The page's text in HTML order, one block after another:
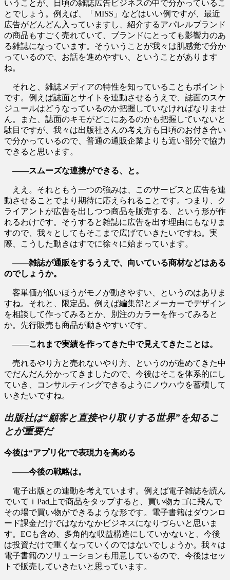
いうことが、日頃の雑誌広告ビジネスの中で分かっているこ
とでしょう。例えば、「MISS」などはいい例ですが、最近
広告がどんどん入っていますし、紹介するアパレルブランド
の商品もすごく売れていて、ブランドにとっても影響力のあ
る雑誌になっています。そういうことが我々は肌感覚で分か
っているので、お話を進めやすい、ということがあります
ね。
それと、雑誌メディアの特性を知っていることもポイント
です。例えば誌面とサイトを連動させるうえで、誌面のスケ
ジュールはどうなっているのか把握していなければなりませ
ん。また、誌面のキモがどこにあるのかも把握していないと
駄目ですが、我々は出版社さんの考え方も日頃のお付き合い
で分かっているので、普通の通販企業よりも近い部分で協力
できると思います。
――スムーズな連携ができる、と。
ええ。それともう一つの強みは、このサービスと広告を連
動させることでより期待に応えられることです。つまり、ク
ライアントが広告を出しつつ商品を販売する、という形が作
れるわけです。そうすると雑誌に広告を出す理由にもなりま
すので、我々としてもそこまで広げていきたいですね。実
際、こうした動きはすでに徐々に始まっています。
――雑誌が通販をするうえで、向いている商材などはある
のでしょうか。
客単価が低いほうがモノが動きやすい、というのはありま
すね。それと、限定品。例えば編集部とメーカーでデザイン
を相談して作ってみるとか、別注のカラーを作ってみると
か。先行販売も商品が動きやすいです。
――これまで実績を作ってきた中で見えてきたことは。
売れるやり方と売れないやり方、というのが進めてきた中
でだんだん分かってきましたので、今後はそこを体系的にし
ていき、コンサルティングできるようにノウハウを蓄積して
いきたいですね。
出版社は“顧客と直接やり取りする世界”を知るこ
とが重要だ
今後は“アプリ化”で表現力を高める
――今後の戦略は。
電子出版との連動を考えています。例えば電子雑誌を読ん
でいてｉPad上で商品をタップすると、買い物カゴに飛んで
その場で買い物ができるような形です。電子書籍はダウンロ
ード課金だけではなかなかビジネスになりづらいと思いま
す。ECも含め、多角的な収益構造にしていかないと、今後
は投資だけで重くなっていくのではないでしょうか。我々は
電子書籍のソリューションも用意しているので、今後はセッ
トで販売していきたいと思っています。